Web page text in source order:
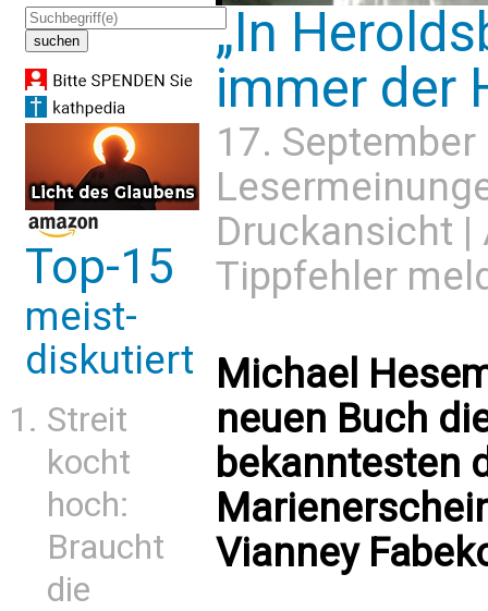
Top-15
meist-
diskutiert
Streit
kocht
hoch:
Braucht
die
„In
immer der
17.
Druckansicht |
Tippfehler
Michael
neuen Buch
bekanntesten
Vianney